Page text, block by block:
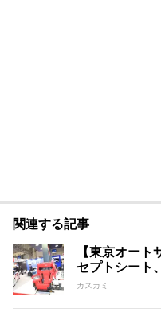
関連する記事
【東京オー
セプトシート
カスカミ